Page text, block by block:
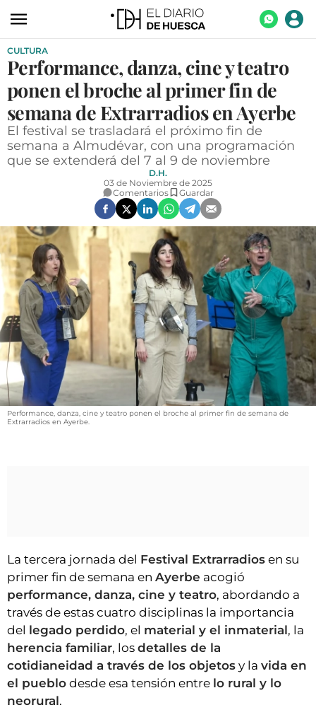
ACTUALIDAD
ECONOMÍA
TECNOLOGÍA
TURISMO
AGROALIMENTACIÓN
SOCIEDAD
OPINIÓN
GALERÍAS
VÍDEOS
CONTACTAR
FIESTAS EN EL ALTO ARAGÓN
FIESTAS DE SAN LORENZO
AGENDA
CLUB DEL AMIGO MILITANTE
INICIAR SESIÓN
CULTURA
Performance, danza, cine y teatro
ponen el broche al primer fin de
semana de Extrarradios en Ayerbe
El festival se trasladará el próximo fin de
semana a Almudévar, con una programación
que se extenderá del 7 al 9 de noviembre
D.H.
03 de Noviembre de 2025
Comentarios
Guardar
Performance, danza, cine y teatro ponen el broche al primer fin de semana de
Extrarradios en Ayerbe.
La tercera jornada del Festival Extrarradios en su
primer fin de semana en Ayerbe acogió
performance, danza, cine y teatro, abordando a
través de estas cuatro disciplinas la importancia
del legado perdido, el material y el inmaterial, la
herencia familiar, los detalles de la
cotidianeidad a través de los objetos y la vida en
el pueblo desde esa tensión entre lo rural y lo
neorural.